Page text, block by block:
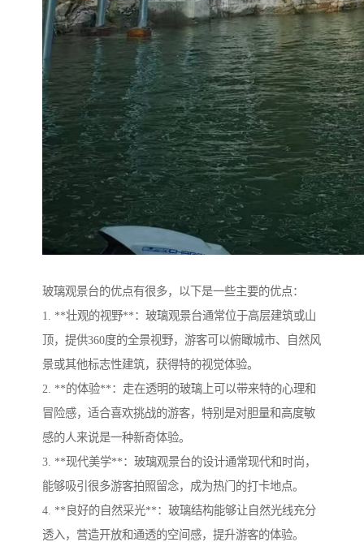
玻璃观景台的优点有很多，以下是一些主要的优点：
1. **壮观的视野**：玻璃观景台通常位于高层建筑或山
顶，提供360度的全景视野，游客可以俯瞰城市、自然风
景或其他标志性建筑，获得特的视觉体验。
2. **的体验**：走在透明的玻璃上可以带来特的心理和
冒险感，适合喜欢挑战的游客，特别是对胆量和高度敏
感的人来说是一种新奇体验。
3. **现代美学**：玻璃观景台的设计通常现代和时尚，
能够吸引很多游客拍照留念，成为热门的打卡地点。
4. **良好的自然采光**：玻璃结构能够让自然光线充分
透入，营造开放和通透的空间感，提升游客的体验。